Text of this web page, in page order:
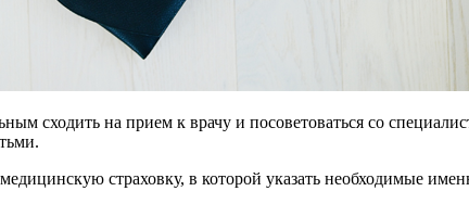
сходить на прием к врачу и посоветоваться со
страховку, в которой указать необходимые